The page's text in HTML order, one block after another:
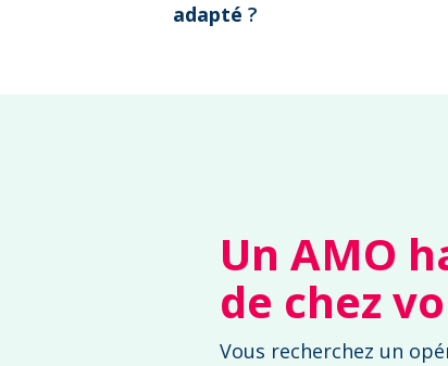
adapté ?
Un AMO
de chez
Vous recherchez un